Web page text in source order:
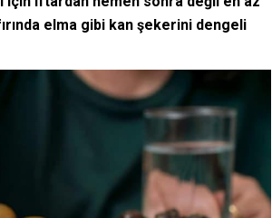
elma gibi kan şekerini dengeli